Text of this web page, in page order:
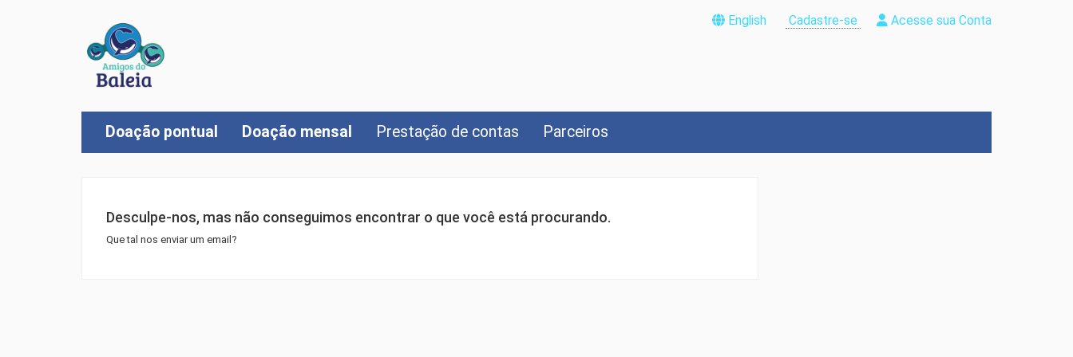
English Cadastre-se Acesse sua Conta
Doação pontual Doação mensal Prestação de contas Parceiros
Desculpe-nos, mas não conseguimos encontrar o que você está procurando.
Que tal nos enviar um email?